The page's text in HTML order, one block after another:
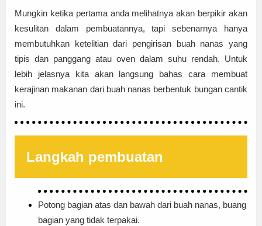
Mungkin ketika pertama anda melihatnya akan berpikir akan
kesulitan dalam pembuatannya, tapi sebenarnya hanya
membutuhkan ketelitian dari pengirisan buah nanas yang
tipis dan panggang atau oven dalam suhu rendah. Untuk
lebih jelasnya kita akan langsung bahas cara membuat
kerajinan makanan dari buah nanas berbentuk bungan cantik
ini.
Langkah pembuatan
Potong bagian atas dan bawah dari buah nanas, buang
bagian yang tidak terpakai.